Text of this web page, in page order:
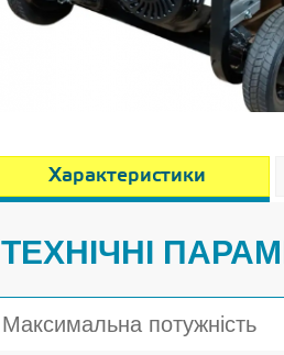
Характеристики
ТЕХНІЧНІ
Максимальна потужність